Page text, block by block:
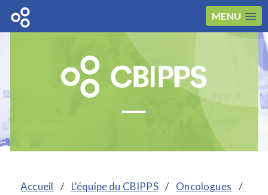
MENU
Accueil / L'équipe du CBIPPS / Oncologues
/